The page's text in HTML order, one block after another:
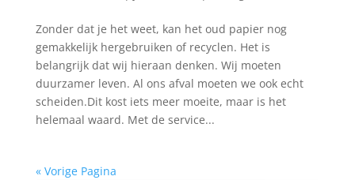
Zonder dat je het weet, kan het oud papier nog
gemakkelijk hergebruiken of recyclen. Het is
belangrijk dat wij hieraan denken. Wij moeten
duurzamer leven. Al ons afval moeten we ook echt
scheiden.Dit kost iets meer moeite, maar is het
helemaal waard. Met de service...
« Vorige Pagina